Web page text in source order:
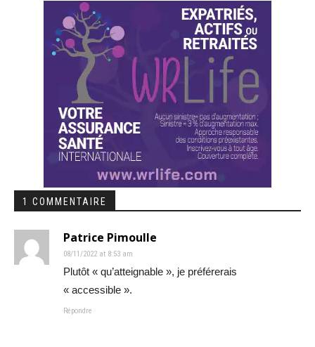
1 COMMENTAIRE
Patrice Pimoulle
08/11/2022 at 8:53 am
Plutôt « qu’atteignable », je préférerais
« accessible ».
Répondre